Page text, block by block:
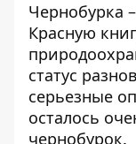
Чернобурка
Красную
статус
серьезные
осталось
чернобурок.